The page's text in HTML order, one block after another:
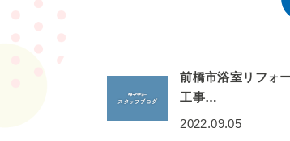
前橋市浴室リフォ
工事…
2022.09.05